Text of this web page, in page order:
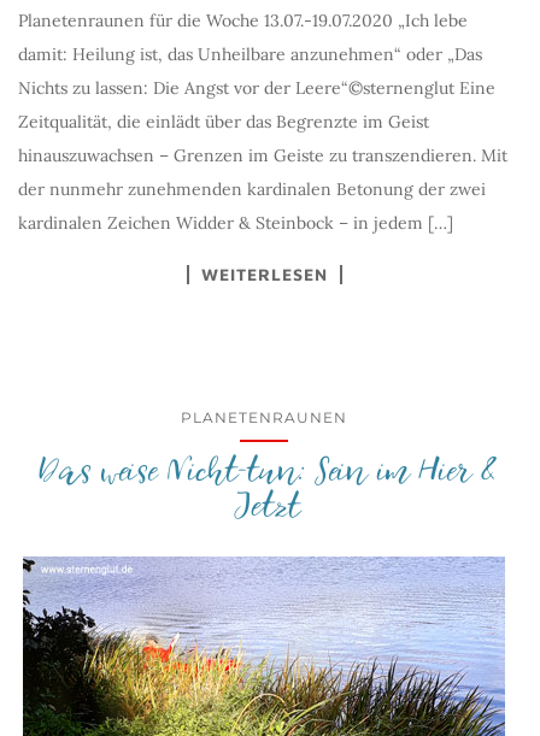
Planetenraunen für die Woche 13.07.-19.07.2020 „Ich lebe
damit: Heilung ist, das Unheilbare anzunehmen“ oder „Das
Nichts zu lassen: Die Angst vor der Leere“©sternenglut Eine
Zeitqualität, die einlädt über das Begrenzte im Geist
hinauszuwachsen – Grenzen im Geiste zu transzendieren. Mit
der nunmehr zunehmenden kardinalen Betonung der zwei
kardinalen Zeichen Widder & Steinbock – in jedem […]
WEITERLESEN
PLANETENRAUNEN
Das weise Nicht-tun: Sein im Hier &
Jetzt